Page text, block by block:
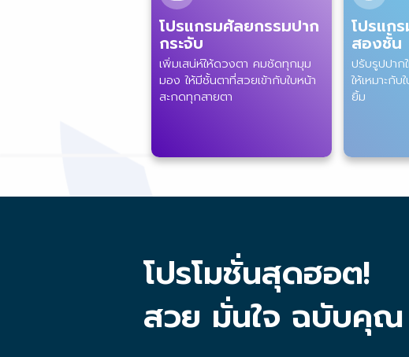
โปรแกรมศัลยกรรมปาก
กระจับ
เพิ่มเสน่ห์ให้ดวงตา คมชัดทุกมุม
มอง ให้มีชั้นตาที่สวยเข้ากับใบหน้า
สะกดทุกสายตา
โปรแก
สองชั้น
ปรับรูปปาก
ให้เหมาะกั
ยิ้ม
โปรโมชั่นสุดฮอต!
สวย มั่นใจ ฉบับคุณ